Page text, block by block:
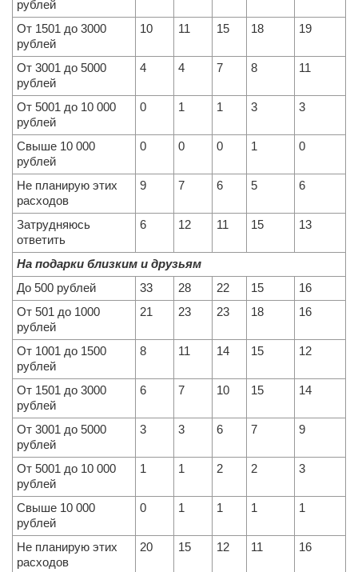
рублей
От 1501 до 3000
рублей
10 11 15 18 19
От 3001 до 5000
рублей
4 4 7 8 11
От 5001 до 10 000
рублей
0 1 1 3 3
Свыше 10 000
рублей
0 0 0 1 0
Не планирую этих
расходов
9 7 6 5 6
Затрудняюсь
ответить
6 12 11 15 13
На подарки близким и друзьям
До 500 рублей
33 28 22 15
16
От 501 до 1000
рублей
21 23 23 18 16
От 1001 до 1500
рублей
8 11 14 15 12
От 1501 до 3000
рублей
6 7 10 15 14
От 3001 до 5000
рублей
3 3 6 7 9
От 5001 до 10 000
рублей
1 1 2 2 3
Свыше 10 000
рублей
0 1 1 1 1
Не планирую этих
расходов
20 15 12 11 16